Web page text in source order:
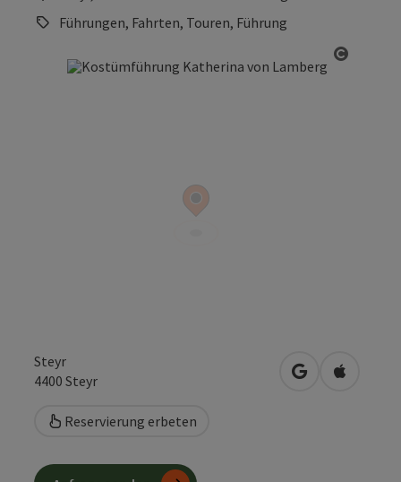
Führungen, Fahrten, Touren, Führung
Steyr
4400 Steyr in Googlein Apple
Reservierung erbeten